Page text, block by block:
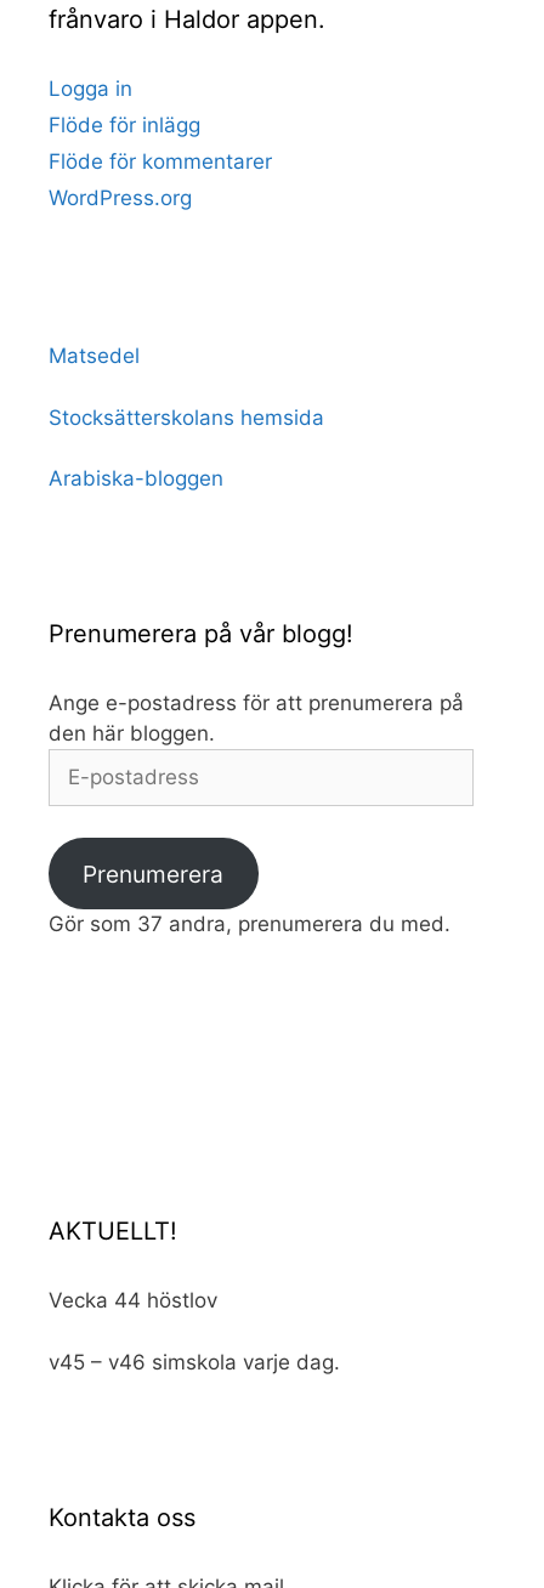
frånvaro i Haldor appen.
Logga in
Flöde för inlägg
Flöde för kommentarer
WordPress.org
Matsedel
Stocksätterskolans hemsida
Arabiska-bloggen
Prenumerera på vår blogg!
Ange e-postadress för att prenumerera på
den här bloggen.
postadress
Prenumerera
Gör som 37 andra, prenumerera du med.
AKTUELLT!
Vecka 44 höstlov
v45 – v46 simskola varje dag.
Kontakta oss